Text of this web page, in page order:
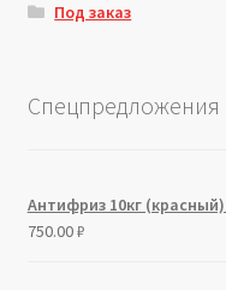
Под заказ
Спецпредложения
Антифриз 10кг
750.00₽